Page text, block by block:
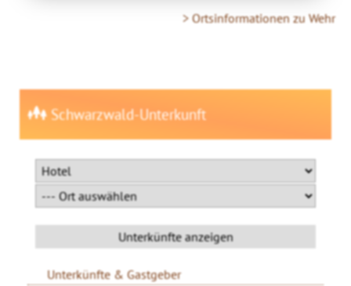
> Ortsinformationen zu Wehr
Schwarzwald-Unterkunft
Unterkünfte & Gastgeber